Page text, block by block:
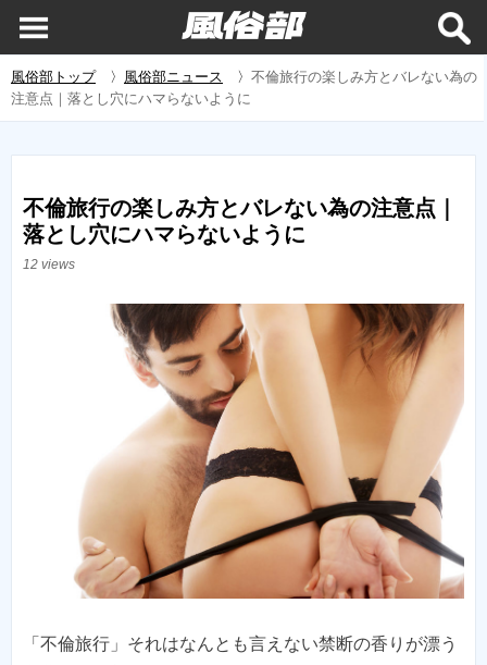
風俗部トップ〉 風俗部ニュース 〉 不倫旅行の楽しみ方とバレない為の
注意点｜落とし穴にハマらないように
不倫旅行の楽しみ方とバレない為の注意点｜
落とし穴にハマらないように
12 views
「不倫旅行」それはなんとも言えない禁断の香りが漂う